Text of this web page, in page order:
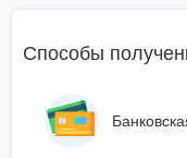
Способы